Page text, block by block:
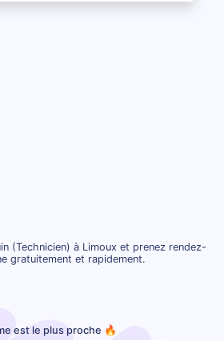
(Technicien) à Limoux et prenez rendez-
gratuitement et rapidement.
est le plus proche 🔥